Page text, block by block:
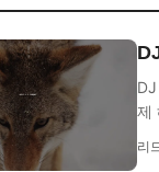
제
리